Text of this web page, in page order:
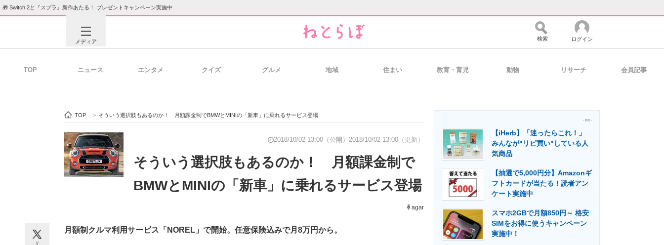
🎁 Switch 2と『スプラ』新作あたる！ プレゼントキャンペーン実施中
メディア
ビジネスと働き方のヒント 経営リーダーのコミュニティ マーケ×ITの今がよく分かる
ITエンジニア向け専門サイト 企業向けIT製品の総合サイト IT製品の技術・比較・事例 製造業のIT導入・活用を支援
モノづくり技術者専門サイト エレクトロニクス専門サイト 電子設計の基本と応用 エネルギーの専門メディア 建設×テクノロジーの最前線
検索 ログイン
TOP ニュース エンタメ クイズ グルメ 地域 住まい 教育・育児 動物 リサーチ 会員記事
TOP > そういう選択肢もあるのか！ 月額課金制でBMWとMINIの「新車」に乗れるサービス登場
2018/10/02 13:00（公開） 2018/10/02 13:00（更新）
そういう選択肢もあるのか！ 月額課金制で
BMWとMINIの「新車」に乗れるサービス登場
agar
月額制クルマ利用サービス「NOREL」で開始。任意保険込みで月8万円から。
- PR -
【iHerb】「迷ったらこれ！」
みんなが"リピ買い"している人
気商品
【抽選で5,000円分】Amazonギ
フトカードが当たる！読者アン
ケート実施中
スマホ2GBで月額850円～ 格安
SIMをお得に使うキャンペーン
実施中！